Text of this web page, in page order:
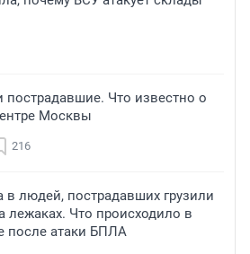
пострадавшие. Что известно о
Москвы
216
в людей, пострадавших грузили
лежаках. Что происходило в
после атаки БПЛА